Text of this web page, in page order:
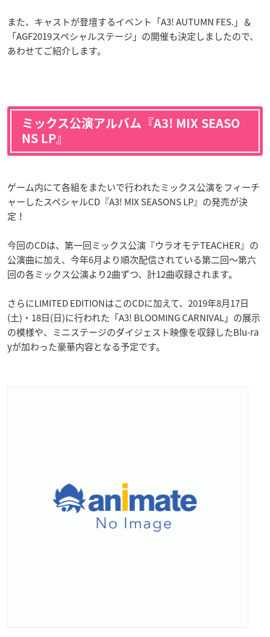
また、キャストが登壇するイベント「A3! AUTUMN FES.」＆
「AGF2019スペシャルステージ」の開催も決定しましたので、
あわせてご紹介します。
ミックス公演アルバム『A3! MIX SEASO
NS LP』
ゲーム内にて各組をまたいで行われたミックス公演をフィーチ
ャーしたスペシャルCD『A3! MIX SEASONS LP』の発売が決
定！
今回のCDは、第一回ミックス公演『ウラオモテTEACHER』の
公演曲に加え、今年6月より順次配信されている第二回～第六
回の各ミックス公演より2曲ずつ、計12曲収録されます。
さらにLIMITED EDITIONはこのCDに加えて、2019年8月17日
(土)・18日(日)に行われた「A3! BLOOMING CARNIVAL」の展示
の模様や、ミニステージのダイジェスト映像を収録したBlu-ra
yが加わった豪華内容となる予定です。